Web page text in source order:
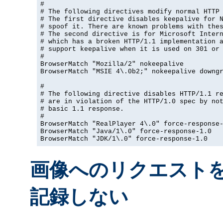
#
# The following directives modify normal HTTP
# The first directive disables keepalive for
# spoof it. There are known problems with
# The second directive is for Microsoft
# which has a broken HTTP/1.1 implementation
# support keepalive when it is used on 301
#
BrowserMatch "Mozilla/2" nokeepalive
BrowserMatch "MSIE 4\.0b2;" nokeepalive
#
# The following directive disables HTTP/1.1
# are in violation of the HTTP/1.0 spec by
# basic 1.1 response.
#
BrowserMatch "RealPlayer 4\.0" force-
BrowserMatch "Java/1\.0" force-response-1.0
BrowserMatch "JDK/1\.0" force-response-1.0
画像へのリクエスト
記録しない